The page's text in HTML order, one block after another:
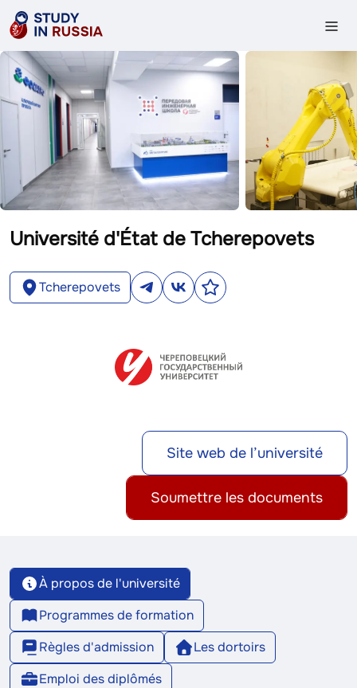
Université d'État de Tcherepovets
Tcherepovets
Site web de l’université
Soumettre les documents
À propos de l'université
Programmes de formation
Règles d'admission
Les dortoirs
Emploi des diplômés